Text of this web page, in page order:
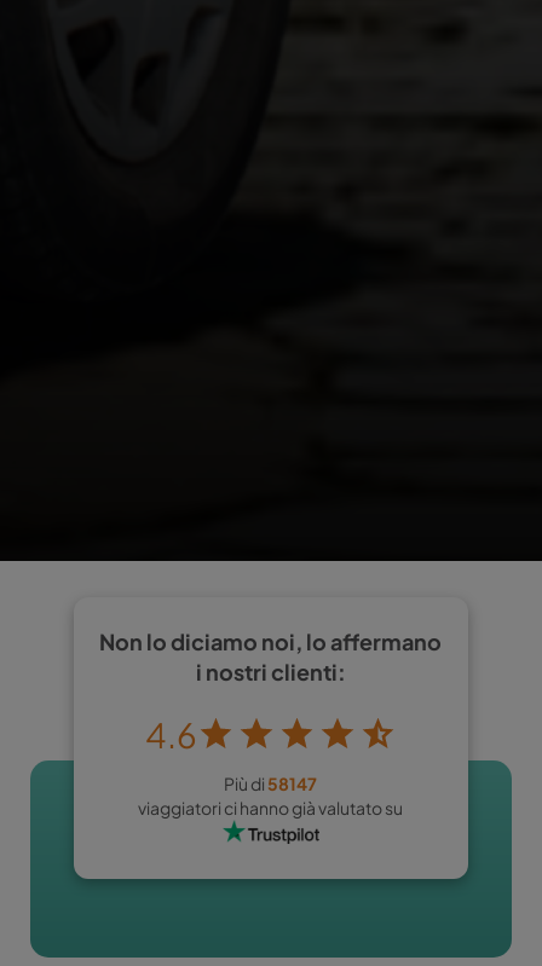
Non lo diciamo noi, lo affermano
i nostri clienti:
4.6
Più di 58147
viaggiatori ci hanno già valutato su